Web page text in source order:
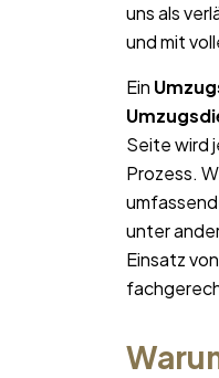
uns als
und mit
Ein
Seite wird
Prozess.
unter
Einsatz